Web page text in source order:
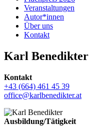
Veranstaltungen
Autor*innen
Über uns
Kontakt
Karl Benedikter
Kontakt
+43 (664) 461 45 39
office@karlbenedikter.at
Ausbildung/Tätigkeit